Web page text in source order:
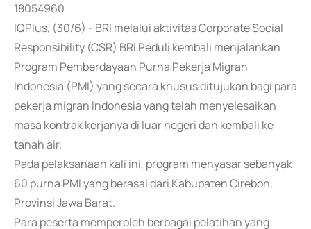
18054960
IQPlus, (30/6) - BRI melalui aktivitas Corporate Social
Responsibility (CSR) BRI Peduli kembali menjalankan
Program Pemberdayaan Purna Pekerja Migran
Indonesia (PMI) yang secara khusus ditujukan bagi para
pekerja migran Indonesia yang telah menyelesaikan
masa kontrak kerjanya di luar negeri dan kembali ke
tanah air.
Pada pelaksanaan kali ini, program menyasar sebanyak
60 purna PMI yang berasal dari Kabupaten Cirebon,
Provinsi Jawa Barat.
Para peserta memperoleh berbagai pelatihan yang